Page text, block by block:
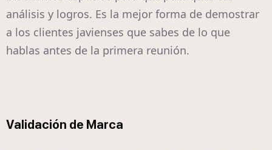
análisis y logros. Es la mejor forma de demostrar
a los clientes javienses que sabes de lo que
hablas antes de la primera reunión.
Validación de Marca